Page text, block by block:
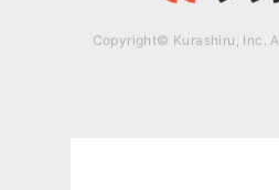
Copyright© Kurashiru, Inc.